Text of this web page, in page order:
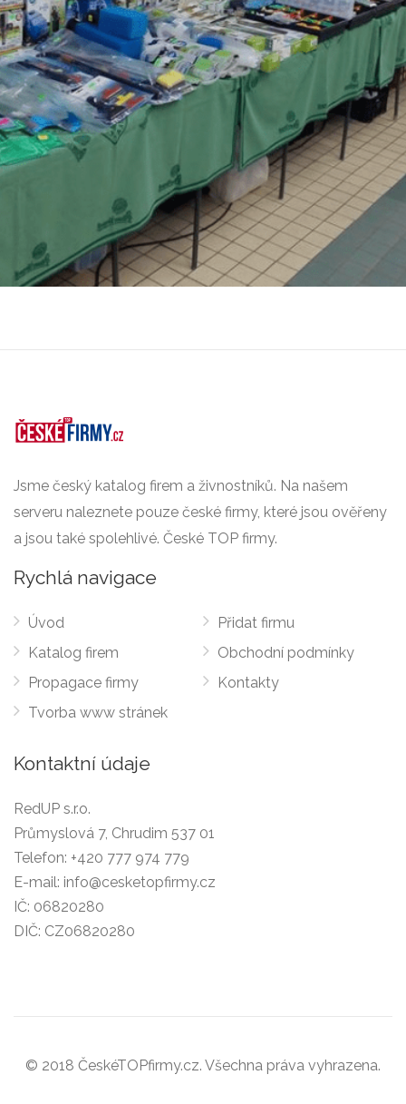
Jsme český katalog firem a živnostníků. Na našem
serveru naleznete pouze české firmy, které jsou ověřeny
a jsou také spolehlivé. České TOP firmy.
Rychlá navigace
Úvod
Katalog firem
Propagace firmy
Tvorba www stránek
Přidat firmu
Obchodní podmínky
Kontakty
Kontaktní údaje
RedUP s.r.o.
Průmyslová 7, Chrudim 537 01
Telefon: +420 777 974 779
E-mail: info@cesketopfirmy.cz
IČ: 06820280
DIČ: CZ06820280
© 2018 ČeskéTOPfirmy.cz. Všechna práva vyhrazena.